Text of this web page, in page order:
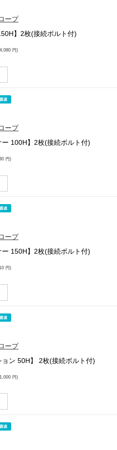
ープ
】2枚(接続ボルト付)
円)
ープ
100H】2枚(接続ボルト付)
円)
ープ
150H】2枚(接続ボルト付)
円)
ープ
ン 50H】 2枚(接続ボルト付)
円)